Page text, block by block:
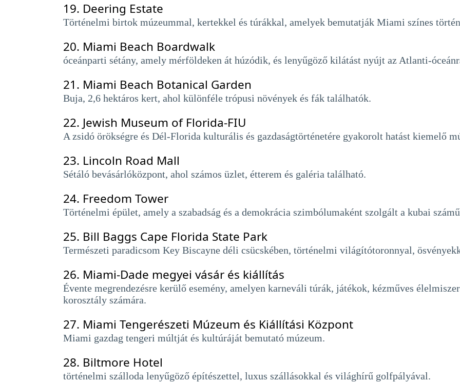
19. Deering Estate
Történelmi birtok múzeummal, kertekkel és túrákkal, amelyek bemutatják Miami színes
20. Miami Beach Boardwalk
óceánparti sétány, amely mérföldeken át húzódik, és lenyűgöző kilátást nyújt az Atlanti-
21. Miami Beach Botanical Garden
Buja, 2,6 hektáros kert, ahol különféle trópusi növények és fák találhatók.
22. Jewish Museum of Florida-FIU
A zsidó örökségre és Dél-Florida kulturális és gazdaságtörténetére gyakorolt ​​hatást kiemelő
23. Lincoln Road Mall
Sétáló bevásárlóközpont, ahol számos üzlet, étterem és galéria található.
24. Freedom Tower
Történelmi épület, amely a szabadság és a demokrácia szimbólumaként szolgált a kubai
25. Bill Baggs Cape Florida State Park
Természeti paradicsom Key Biscayne déli csücskében, történelmi világítótoronnyal,
26. Miami-Dade megyei vásár és kiállítás
Évente megrendezésre kerülő esemény, amelyen karneváli túrák, játékok, kézműves
korosztály számára.
27. Miami Tengerészeti Múzeum és Kiállítási Központ
Miami gazdag tengeri múltját és kultúráját bemutató múzeum.
28. Biltmore Hotel
történelmi szálloda lenyűgöző építészettel, luxus szállásokkal és világhírű golfpályával.